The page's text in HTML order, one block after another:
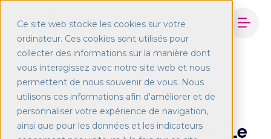
Ce site web stocke les cookies sur votre
ordinateur. Ces cookies sont utilisés pour
collecter des informations sur la manière dont
vous interagissez avec notre site web et nous
permettent de nous souvenir de vous. Nous
utilisons ces informations afin d'améliorer et de
personnaliser votre expérience de navigation,
ainsi que pour les données et les indicateurs
Accueil Blog Conférences Experactive
ENTERPRISES
Conférences Experactiv : Le